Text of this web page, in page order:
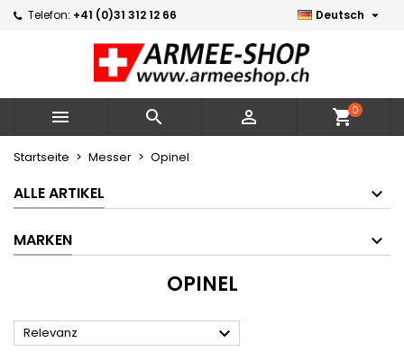
Telefon: +41 (0)31 312 12 66 Deutsch 
   shopping_cart0
Startseite Messer Opinel
ALLE ARTIKEL
MARKEN
OPINEL
Relevanz 
×
Neue Liste erstellen
×
((confirmMessage))
((cancelText)) ((modalDeleteText))
×
Name der Wunschliste
×
Sie müssen angemeldet sein, um Artikel Ihrer
Wunschliste hinzufügen zu können.
Abbrechen